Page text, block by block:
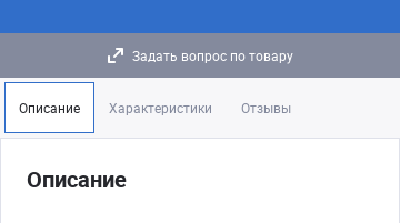
Задать вопрос по товару
Описание Характеристики Отзывы
Описание